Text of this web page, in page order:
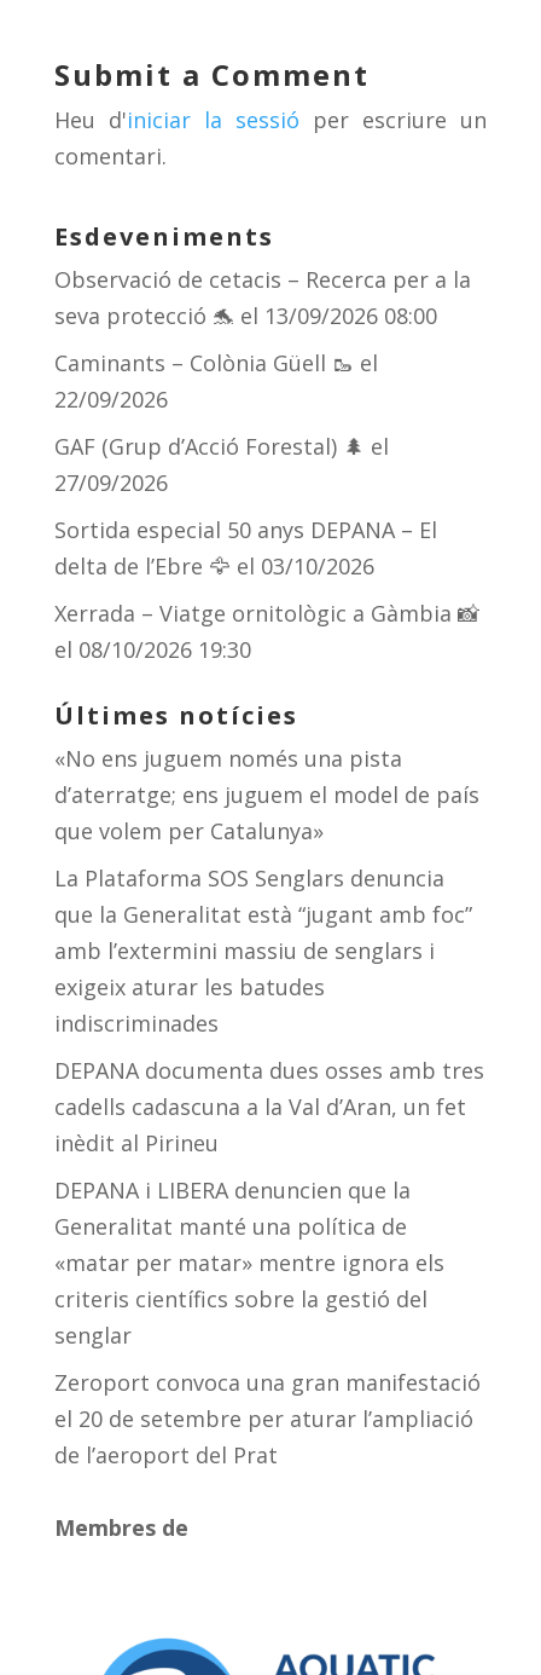
y d
s
a
m
ar
te
ix
Submit a Comment
Heu d'iniciar la sessió per escriure un
comentari.
Esdeveniments
Observació de cetacis – Recerca per a la
seva protecció 🐬 el 13/09/2026 08:00
Caminants – Colònia Güell 🥾 el
22/09/2026
GAF (Grup d’Acció Forestal) 🌲 el
27/09/2026
Sortida especial 50 anys DEPANA – El
delta de l’Ebre 🦅 el 03/10/2026
Xerrada – Viatge ornitològic a Gàmbia 📸
el 08/10/2026 19:30
Últimes notícies
«No ens juguem només una pista
d’aterratge; ens juguem el model de país
que volem per Catalunya»
La Plataforma SOS Senglars denuncia
que la Generalitat està “jugant amb foc”
amb l’extermini massiu de senglars i
exigeix aturar les batudes
indiscriminades
DEPANA documenta dues osses amb tres
cadells cadascuna a la Val d’Aran, un fet
inèdit al Pirineu
DEPANA i LIBERA denuncien que la
Generalitat manté una política de
«matar per matar» mentre ignora els
criteris científics sobre la gestió del
senglar
Zeroport convoca una gran manifestació
el 20 de setembre per aturar l’ampliació
de l’aeroport del Prat
Membres de